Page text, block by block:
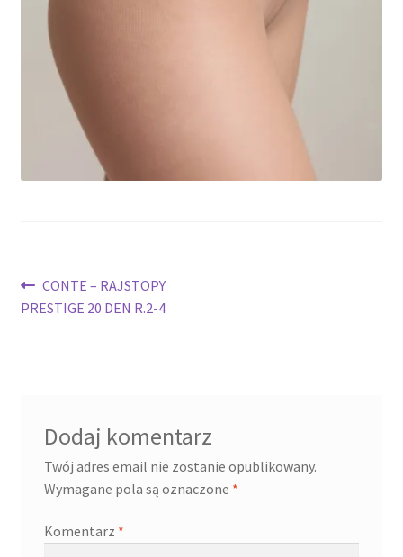
Nawigacja
wpisu
Poprzedni
wpis:
CONTE – RAJSTOPY
PRESTIGE 20 DEN R.2-4
Dodaj komentarz
Twój adres email nie zostanie opublikowany.
Wymagane pola są oznaczone *
Komentarz *